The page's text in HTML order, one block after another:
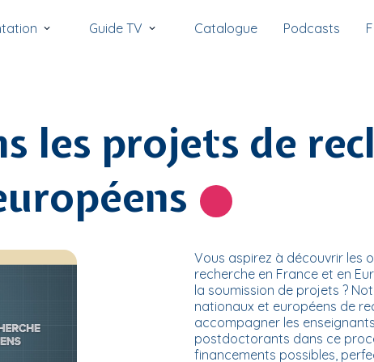
Guide TV Catalogue Podcasts
les projets de
Vous aspirez à découvrir les
recherche en France et en
la soumission de projets ?
nationaux et européens de
accompagner les
postdoctorants dans ce
financements possibles,